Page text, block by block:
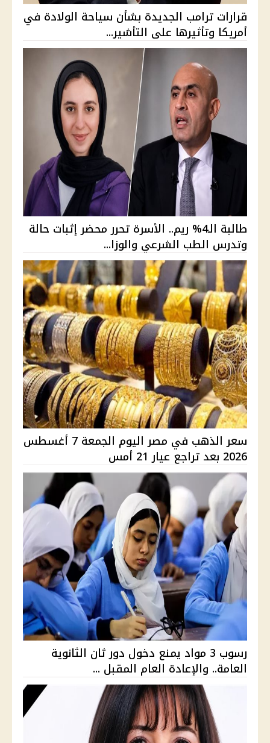
قرارات ترامب الجديدة بشأن سياحة الولادة في
أمريكا وتأثيرها على التأشير...
طالبة الـ4% ريم.. الأسرة تحرر محضر إثبات حالة
وتدرس الطب الشرعي والوزا...
سعر الذهب في مصر اليوم الجمعة 7 أغسطس
2026 بعد تراجع عيار 21 أمس
رسوب 3 مواد يمنع دخول دور ثان الثانوية
العامة.. والإعادة العام المقبل ...